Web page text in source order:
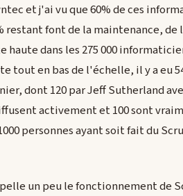
et j'ai vu que 60% de ces
font de la maintenance, de
dans les 275 000
tout en bas de l'échelle, il y a eu
dont 120 par Jeff Sutherland
activement et 100 sont
personnes ayant soit fait du
un peu le fonctionnement de